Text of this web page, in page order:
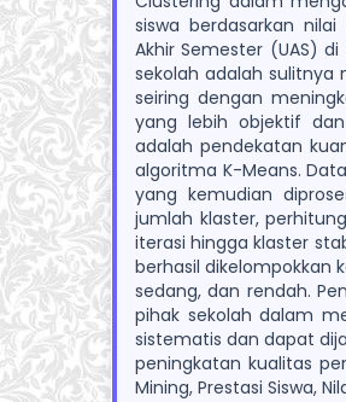
siswa berdasarkan
Akhir Semester (UAS)
sekolah adalah sulitnya
seiring dengan
yang lebih objektif
adalah pendekatan
algoritma K-Means.
yang kemudian
jumlah klaster,
iterasi hingga klaster
berhasil dikelompokkan
sedang, dan rendah.
pihak sekolah dalam
sistematis dan dapat
peningkatan kualitas
Mining, Prestasi Siswa,